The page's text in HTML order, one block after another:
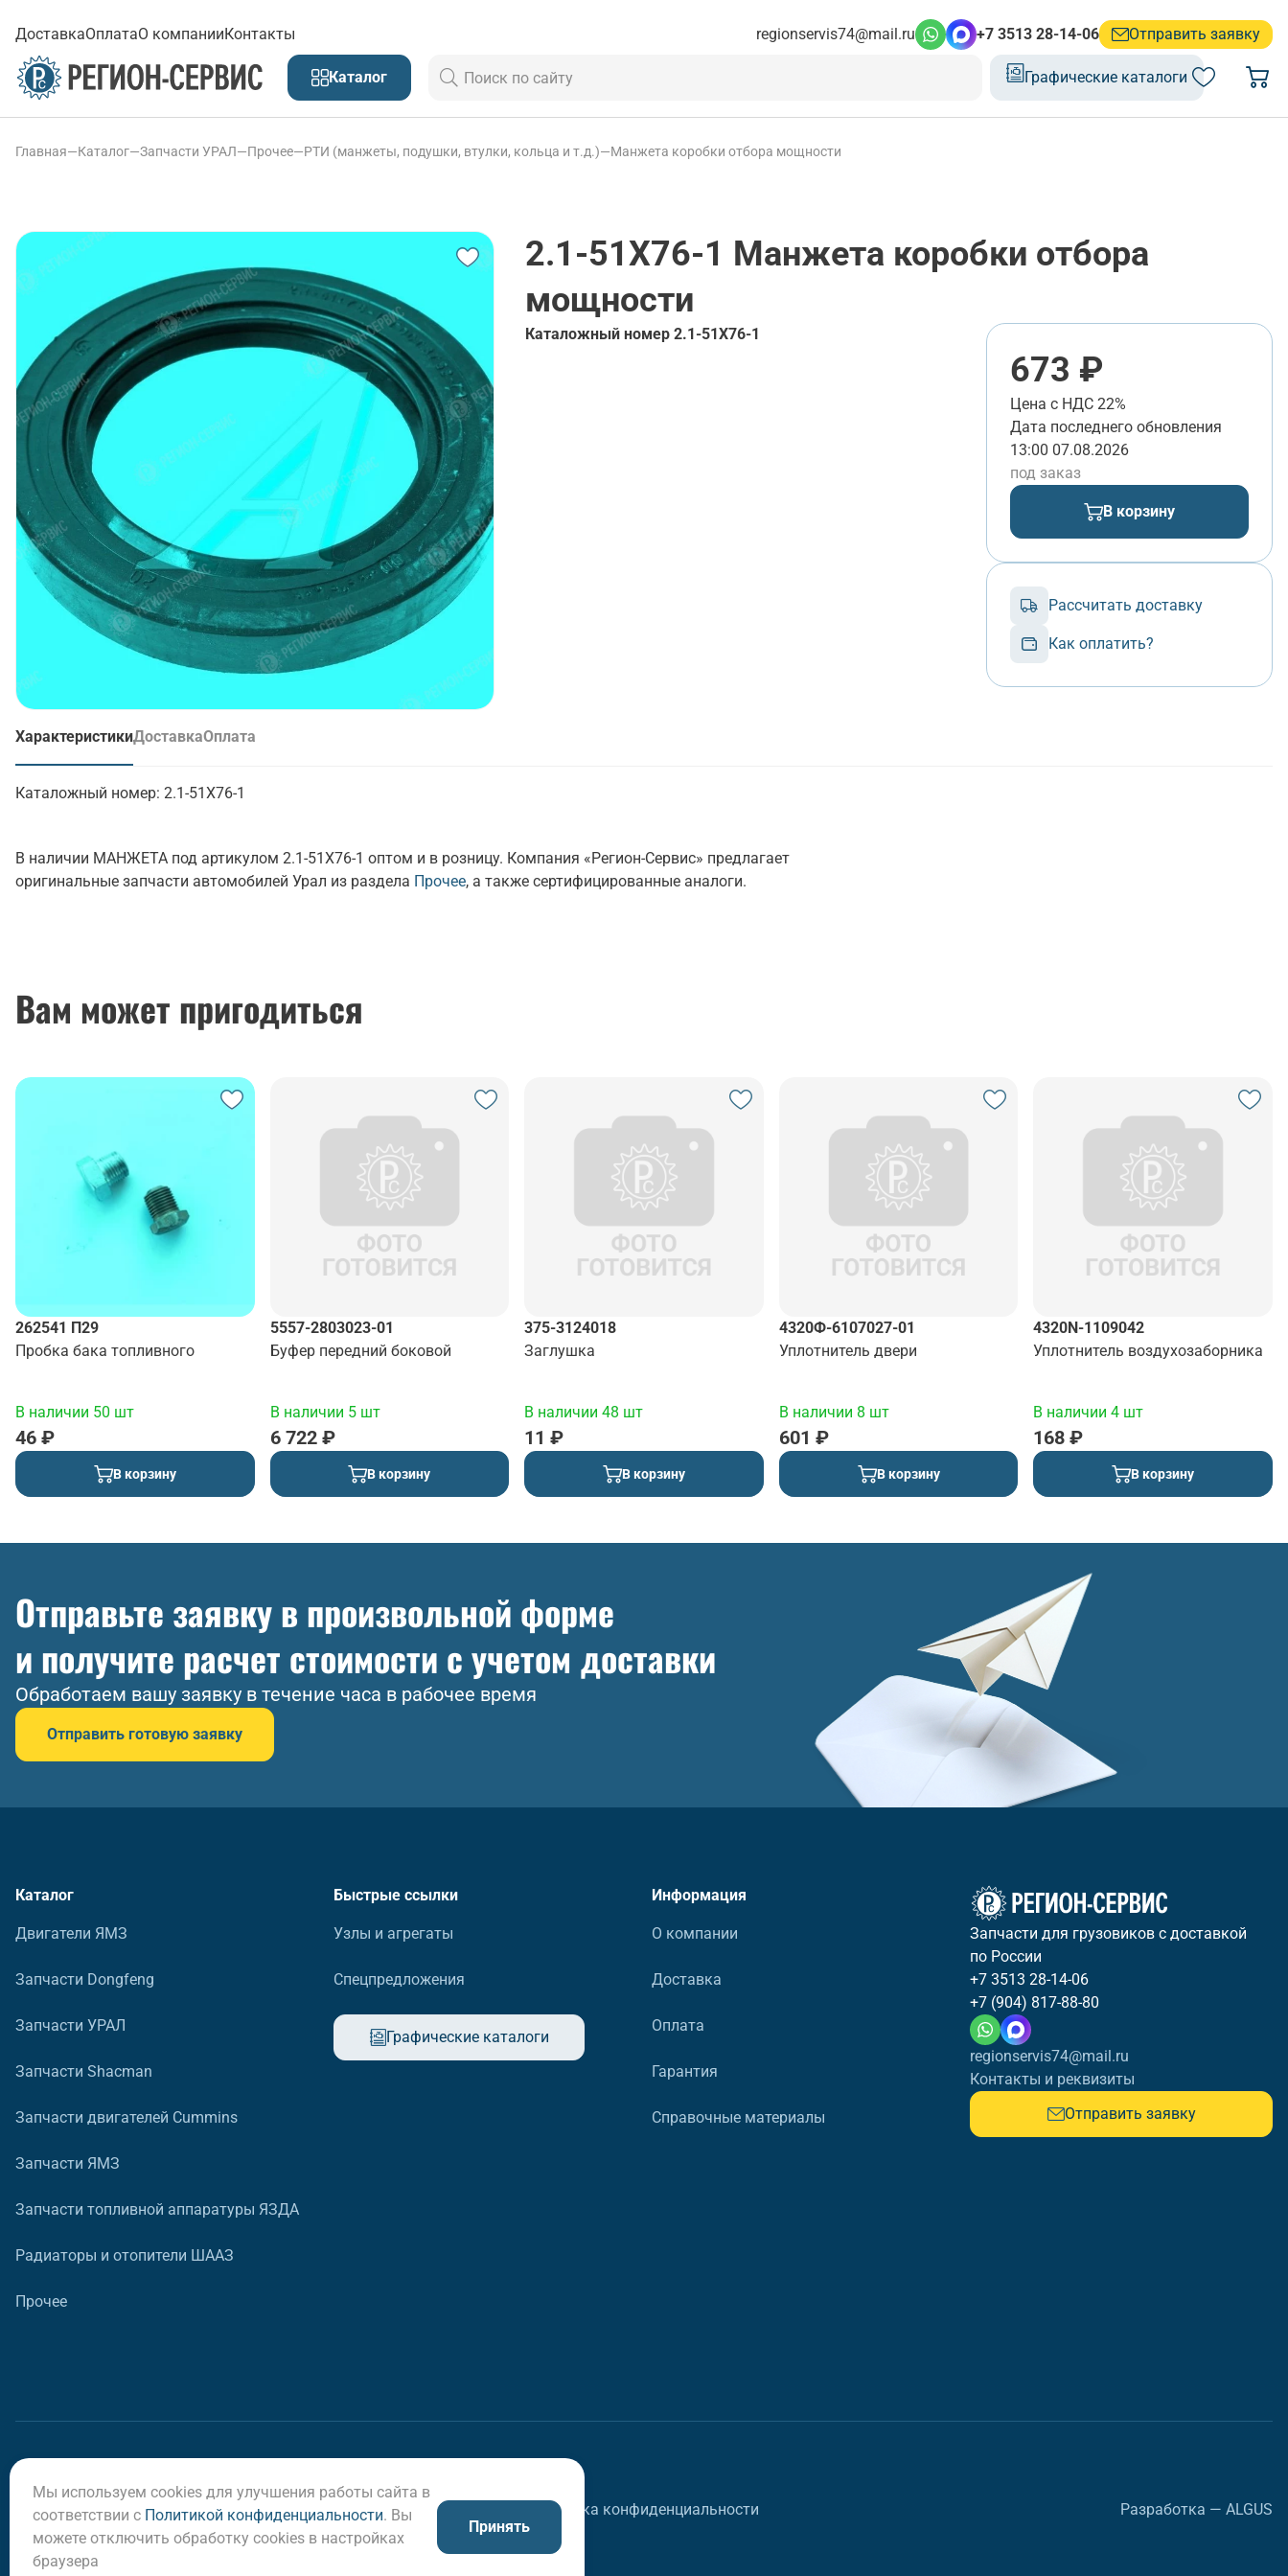
ДоставкаОплатаО компанииКонтакты regionservis74@mail.ru +7 3513 28-14-06 Отправить заявку
Каталог Графические каталоги
Главная—Каталог—Запчасти УРАЛ—Прочее—РТИ (манжеты, подушки, втулки, кольца и т.д.)—Манжета коробки отбора мощности
2.1-51Х76-1 Манжета коробки отбора
мощности
Каталожный номер 2.1-51Х76-1
673 ₽
Цена с НДС 22%
Дата последнего обновления
13:00 07.08.2026
под заказ
В корзину
Рассчитать доставку
Как оплатить?
Характеристики
(активная вкладка)
ДоставкаОплата
Каталожный номер: 2.1-51Х76-1
В наличии МАНЖЕТА под артикулом 2.1-51Х76-1 оптом и в розницу. Компания «Регион-Сервис» предлагает
оригинальные запчасти автомобилей Урал из раздела Прочее, а также сертифицированные аналоги.
Вам может пригодиться
262541 П29
Пробка бака топливного
В наличии 50 шт
46 ₽
В корзину
5557-2803023-01
Буфер передний боковой
В наличии 5 шт
6 722 ₽
В корзину
375-3124018
Заглушка
В наличии 48 шт
11 ₽
В корзину
4320Ф-6107027-01
Уплотнитель двери
В наличии 8 шт
601 ₽
В корзину
4320N-1109042
Уплотнитель воздухозаборника
В наличии 4 шт
168 ₽
В корзину
Отправьте заявку в произвольной форме
и получите расчет стоимости с учетом доставки
Обработаем вашу заявку в течение часа в рабочее время
Отправить готовую заявку
Каталог
Двигатели ЯМЗ
Запчасти Dongfeng
Запчасти УРАЛ
Запчасти Shacman
Запчасти двигателей Cummins
Запчасти ЯМЗ
Запчасти топливной аппаратуры ЯЗДА
Радиаторы и отопители ШААЗ
Прочее
Быстрые ссылки
Узлы и агрегаты
Спецпредложения
Графические каталоги
Информация
О компании
Доставка
Оплата
Гарантия
Справочные материалы
Запчасти для грузовиков с доставкой
по России
+7 3513 28-14-06
+7 (904) 817-88-80
regionservis74@mail.ru
Контакты и реквизиты
Отправить заявку
© ООО «Регион-Сервис», 2026 Политика конфиденциальности Разработка — ALGUS
Мы используем cookies для улучшения работы сайта в
соответствии с Политикой конфиденциальности. Вы
можете отключить обработку cookies в настройках
браузера
Принять